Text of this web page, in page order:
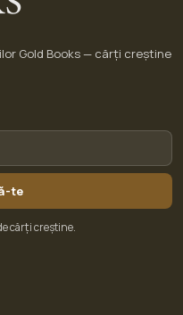
Gold Books — cărți creștine
te
cărți creștine.